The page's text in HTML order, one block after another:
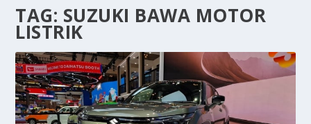
TAG: SUZUKI BAWA MOTOR
LISTRIK